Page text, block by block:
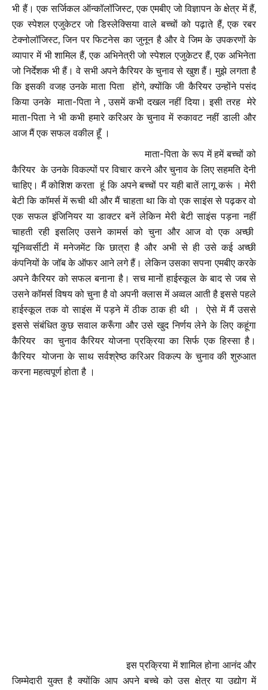
भी हैं। एक सर्जिकल ऑन्कॉलॉजिस्ट, एक एमबीए जो विज्ञापन के क्षेत्र में हैं,
एक स्पेशल एजुकेटर जो डिस्लेक्सिया वाले बच्चों को पढ़ाते हैं, एक रबर
टेक्नोलॉजिस्ट, जिन पर फिटनेस का जुनून है और वे जिम के उपकरणों के
व्यापार में भी शामिल हैं, एक अभिनेत्री जो स्पेशल एजुकेटर हैं, एक अभिनेता
जो निर्देशक भी हैं। वे सभी अपने कैरियर के चुनाव से खुश हैं। मुझे लगता है
कि इसकी वजह उनके माता पिता होंगे, क्योंकि जी कैरियर उन्होंने पसंद
किया उनके माता-पिता ने , उसमें कभी दखल नहीं दिया। इसी तरह मेरे
माता-पिता ने भी कभी हमारे करिअर के चुनाव में रुकावट नहीं डाली और
आज मैं एक सफल वकील हूँ ।
माता-पिता के रूप में हमें बच्चों को
कैरियर के उनके विकल्पों पर विचार करने और चुनाव के लिए सहमति देनी
चाहिए। मैं कोशिश करता हूं कि अपने बच्चों पर यही बातें लागू करूं । मेरी
बेटी कि कॉमर्स में रूची थी और मैं चाहता था कि वो एक साइंस से पढ़कर वो
एक सफल इंजिनियर या डाक्टर बनें लेकिन मेरी बेटी साइंस पड़ना नहीं
चाहती रही इसलिए उसने कामर्स को चुना और आज वो एक अच्छी
यूनिव्वर्सीटी में मनेजमेंट कि छात्रा है और अभी से ही उसे कई अच्छी
कंपनियों के जॉब के ऑफर आने लगे हैं। लेकिन उसका सपना एमबीए करके
अपने कैरियर को सफल बनाना है। सच मानों हाईस्कूल के बाद से जब से
उसने कॉमर्स विषय को चुना है वो अपनी क्लास में अव्वल आती है इससे पहले
हाईस्कूल तक वो साइंस में पड़ने में ठीक ठाक ही थी । ऐसे में मैं उससे
इससे संबंधित कुछ सवाल करूँगा और उसे खुद निर्णय लेने के लिए कहूंगा
कैरियर का चुनाव कैरियर योजना प्रक्रिया का सिर्फ एक हिस्सा है।
कैरियर योजना के साथ सर्वश्रेष्ठ करिअर विकल्प के चुनाव की शुरुआत
करना महत्वपूर्ण होता है ।
इस प्रक्रिया में शामिल होना आनंद और
जिम्मेदारी युक्त है क्योंकि आप अपने बच्चे को उस क्षेत्र या उद्योग में